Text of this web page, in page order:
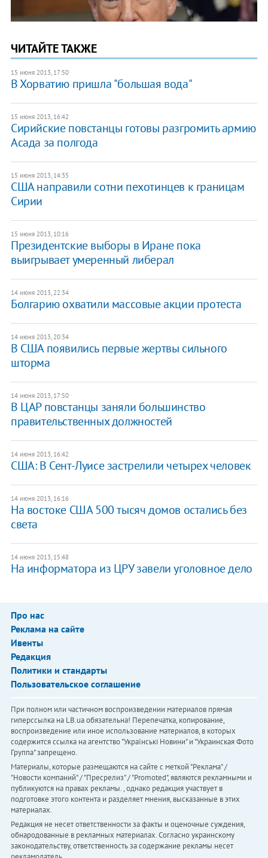
ЧИТАЙТЕ ТАКЖЕ
15 июня 2013, 17:50
В Хорватию пришла "большая вода"
15 июня 2013, 16:42
Сирийские повстанцы готовы разгромить армию
Асада за полгода
15 июня 2013, 14:35
США направили сотни пехотинцев к границам
Сирии
15 июня 2013, 10:16
Президентские выборы в Иране пока
выигрывает умеренный либерал
14 июня 2013, 22:34
Болгарию охватили массовые акции протеста
14 июня 2013, 20:34
В США появились первые жертвы сильного
шторма
14 июня 2013, 17:50
В ЦАР повстанцы заняли большинство
правительственных должностей
14 июня 2013, 16:42
США: В Сент-Луисе застрелили четырех человек
14 июня 2013, 16:16
На востоке США 500 тысяч домов остались без
света
14 июня 2013, 15:48
На информатора из ЦРУ завели уголовное дело
Про нас
Реклама на сайте
Ивенты
Редакция
Политики и стандарты
Пользовательское соглашение
При полном или частичном воспроизведении материалов прямая
гиперссылка на LB.ua обязательна! Перепечатка, копирование,
воспроизведение или иное использование материалов, в которых
содержится ссылка на агентство "Українськi Новини" и "Украинская Фото
Группа" запрещено.
Материалы, которые размещаются на сайте с меткой "Реклама" /
"Новости компаний" / "Пресрелиз" / "Promoted", являются рекламными и
публикуются на правах рекламы. , однако редакция участвует в
подготовке этого контента и разделяет мнения, высказанные в этих
материалах.
Редакция не несет ответственности за факты и оценочные суждения,
обнародованные в рекламных материалах. Согласно украинскому
законодательству, ответственность за содержание рекламы несет